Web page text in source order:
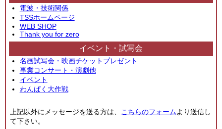
電波・技術関係
TSSホームページ
WEB SHOP
Thank you for zero
イベント・試写会
名画試写会・映画チケットプレゼント
事業コンサート・演劇他
イベント
わんぱく大作戦
上記以外にメッセージを送る方は、 こちらのフォームより送信し
て下さい。